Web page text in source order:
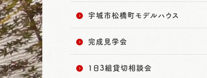
宇城市松橋町モデルハウス
完成見学会
1日3組貸切相談会